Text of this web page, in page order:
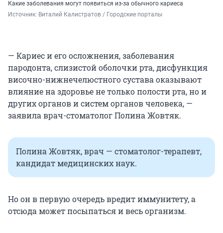
Какие заболевания могут появиться из-за обычного кариеса
Источник: Виталий Калистратов / Городские порталы
— Кариес и его осложнения, заболевания
пародонта, слизистой оболочки рта, дисфункция
височно-нижнечелюстного сустава оказывают
влияние на здоровье не только полости рта, но и
других органов и систем органов человека, —
заявила врач-стоматолог Полина Жовтяк.
Полина Жовтяк, врач — стоматолог-терапевт,
кандидат медицинских наук.
Но он в первую очередь вредит иммунитету, а
отсюда может посыпаться и весь организм.